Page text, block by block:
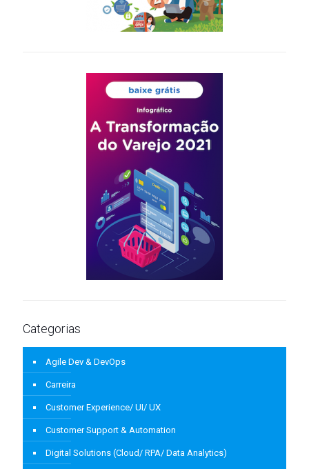
Categorias
Agile Dev & DevOps
Carreira
Customer Experience/ UI/ UX
Customer Support & Automation
Digital Solutions (Cloud/ RPA/ Data Analytics)